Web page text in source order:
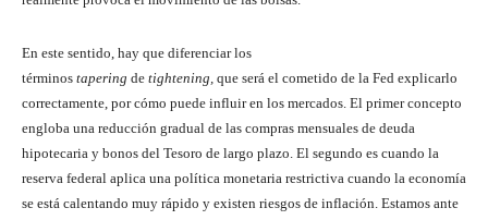
En este sentido, hay que diferenciar los
términos tapering de tightening, que será el cometido de la Fed explicarlo
correctamente, por cómo puede influir en los mercados. El primer concepto
engloba una reducción gradual de las compras mensuales de deuda
hipotecaria y bonos del Tesoro de largo plazo. El segundo es cuando la
reserva federal aplica una política monetaria restrictiva cuando la economía
se está calentando muy rápido y existen riesgos de inflación. Estamos ante